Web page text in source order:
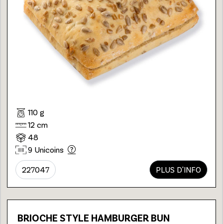
110 g
12 cm
48
9 Unicoins
227047 PLUS D'INFO
BRIOCHE STYLE HAMBURGER BUN